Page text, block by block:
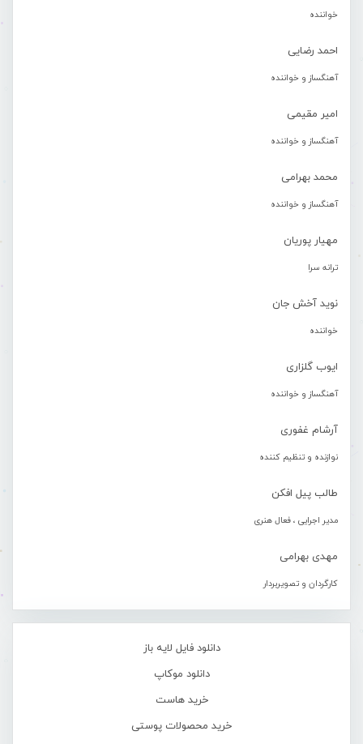
خواننده
احمد رضایی
آهنگساز و خواننده
امیر مقیمی
آهنگساز و خواننده
محمد بهرامی
آهنگساز و خواننده
مهیار پوریان
ترانه سرا
نوید آخش جان
خواننده
ایوب گلزاری
آهنگساز و خواننده
آرشام غفوری
نوازنده و تنظیم کننده
طالب پیل افکن
مدیر اجرایی ، فعال هنری
مهدی بهرامی
کارگردان و تصویربردار
دانلود فایل لایه باز
دانلود موکاپ
خرید هاست
خرید محصولات پوستی